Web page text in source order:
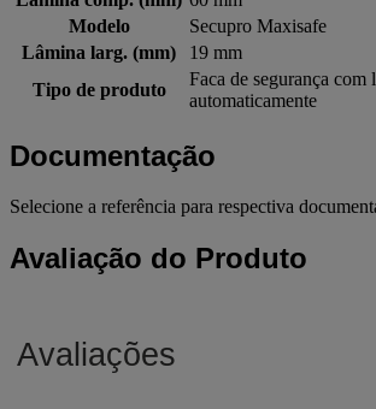
Modelo
Secupro Maxisafe
Lâmina larg. (mm)
19 mm
Tipo de produto
Faca de segurança com
automaticamente
Documentação
Selecione a referência para respectiva
Avaliação do Produto